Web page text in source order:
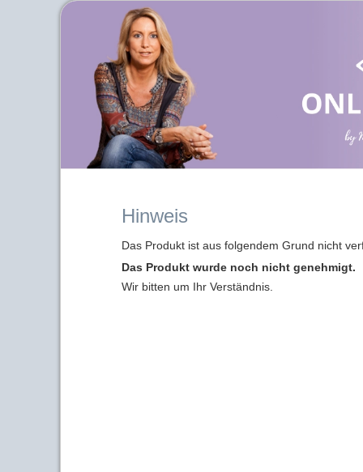
Hinweis
Das Produkt ist aus folgendem Grund nicht
Das Produkt wurde noch nicht genehmigt.
Wir bitten um Ihr Verständnis.